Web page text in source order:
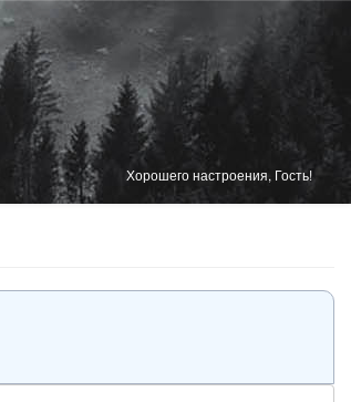
Хорошего настроения, Гость!